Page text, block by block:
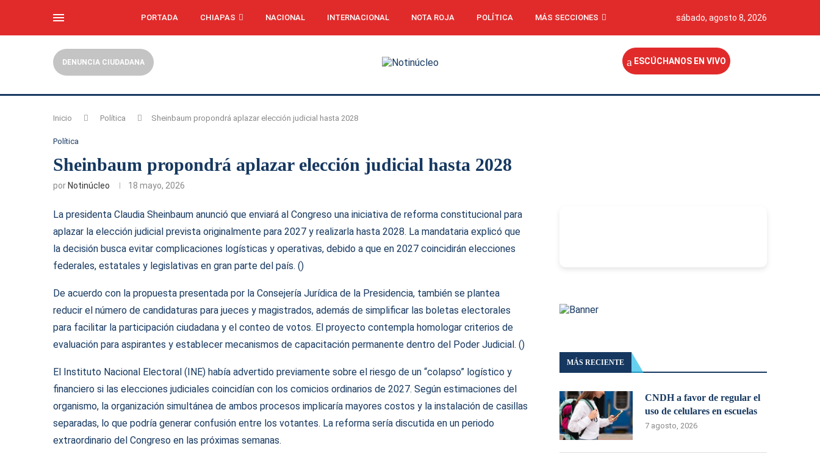
PORTADA CHIAPAS NACIONAL INTERNACIONAL NOTA ROJA POLÍTICA MÁS SECCIONES sábado, agosto 8, 2026
DENUNCIA CIUDADANA ESCÚCHANOS EN VIVO
Inicio Política Sheinbaum propondrá aplazar elección judicial hasta 2028
Política
Sheinbaum propondrá aplazar elección judicial hasta 2028
por Notinúcleo 18 mayo, 2026
La presidenta Claudia Sheinbaum anunció que enviará al Congreso una iniciativa de reforma constitucional para
aplazar la elección judicial prevista originalmente para 2027 y realizarla hasta 2028. La mandataria explicó que
la decisión busca evitar complicaciones logísticas y operativas, debido a que en 2027 coincidirán elecciones
federales, estatales y legislativas en gran parte del país. ()
De acuerdo con la propuesta presentada por la Consejería Jurídica de la Presidencia, también se plantea
reducir el número de candidaturas para jueces y magistrados, además de simplificar las boletas electorales
para facilitar la participación ciudadana y el conteo de votos. El proyecto contempla homologar criterios de
evaluación para aspirantes y establecer mecanismos de capacitación permanente dentro del Poder Judicial. ()
El Instituto Nacional Electoral (INE) había advertido previamente sobre el riesgo de un “colapso” logístico y
financiero si las elecciones judiciales coincidían con los comicios ordinarios de 2027. Según estimaciones del
organismo, la organización simultánea de ambos procesos implicaría mayores costos y la instalación de casillas
separadas, lo que podría generar confusión entre los votantes. La reforma sería discutida en un periodo
extraordinario del Congreso en las próximas semanas.
MÁS RECIENTE
CNDH a favor de regular el
uso de celulares en escuelas
7 agosto, 2026